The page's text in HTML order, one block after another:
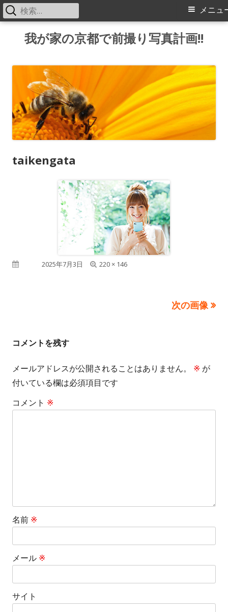
我が家の京都で前撮り写真計画!!
メ
メニュ
検
索:
taikengata
公開日2025年7月3日
フ
220 × 146
次の画像
コメントを残す
メールアドレスが公開されることはありません。 ※ が
付いている欄は必須項目です
コメント ※
名前 ※
メール ※
サイト